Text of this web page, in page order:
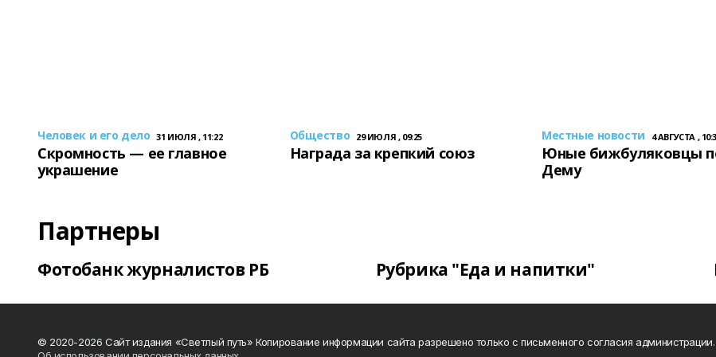
Человек и его дело 31 ИЮЛЯ , 11:22
Скромность — ее главное
украшение
Общество 29 ИЮЛЯ , 09:25
Награда за крепкий союз
Местные новости 4 АВГУСТА ,
Юные бижбуляковцы
Дему
Партнеры
Фотобанк журналистов РБ Рубрика "Еда и напитки"
© 2020-2026 Сайт издания «Светлый путь» Копирование информации сайта разрешено только с письменного согласия администрации.